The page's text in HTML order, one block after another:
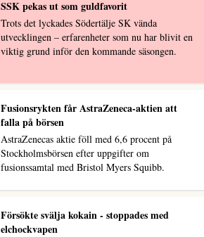
SSK pekas ut som guldfavorit
Trots det lyckades Södertälje SK vända
utvecklingen – erfarenheter som nu har blivit en
viktig grund inför den kommande säsongen.
Fusionsrykten får AstraZeneca-aktien att
falla på börsen
AstraZenecas aktie föll med 6,6 procent på
Stockholmsbörsen efter uppgifter om
fusionssamtal med Bristol Myers Squibb.
Försökte svälja kokain - stoppades med
elchockvapen